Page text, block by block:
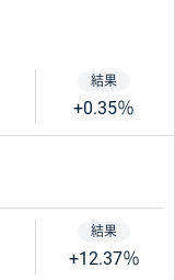
+0.35％
+12.37％